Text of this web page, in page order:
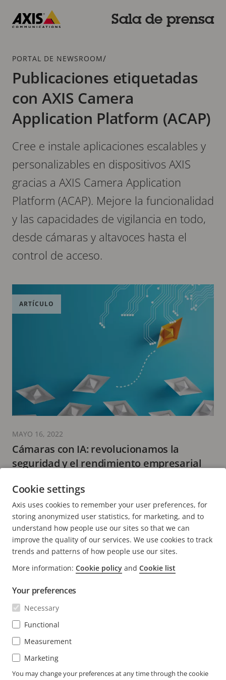
contenido
Sala de prensa
Breadcrumb
PORTAL DE NEWSROOM/
Publicaciones etiquetadas
con AXIS Camera
Application Platform (ACAP)
Cree e instale aplicaciones escalables y
personalizables en dispositivos AXIS
gracias a AXIS Camera Application
Platform (ACAP). Mejore la funcionalidad
y las capacidades de vigilancia en todo,
desde cámaras y altavoces hasta el
control de acceso.
Cámaras con IA: revolucionamos la
seguridad y el rendimiento empresarial
ARTÍCULO
MAYO 16, 2022
MÁS INFORMACIÓN
FOOTER
CONTACTO
Contacto
Experience Center
NOTICIAS E HISTORIAS
Historias de clientes
Life at Axis
Engineering at Axis
SUSCRÍBASE
Suscríbase al boletín
Suscríbase a los correos electrónicos de notificación
COLOMBIA / ESPAÑOL SALA DE PRENSA
Cookie settings
Axis uses cookies to remember your user preferences, for
storing anonymized user statistics, for marketing, and to
understand how people use our sites so that we can
improve the quality of our services. We use cookies to track
trends and patterns of how people use our sites.
More information: Cookie policy and Cookie list
Your preferences
Necessary
Functional
Measurement
Marketing
You may change your preferences at any time through the cookie